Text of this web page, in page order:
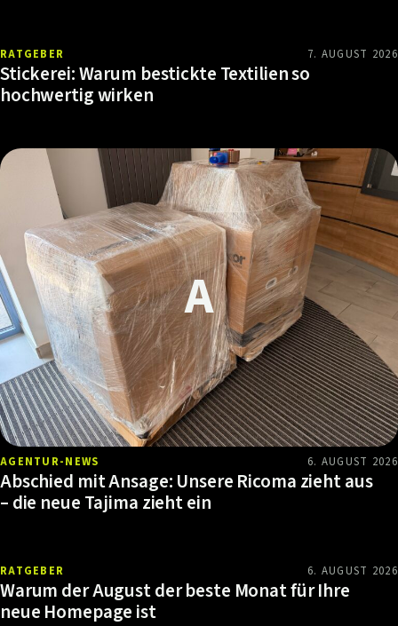
RATGEBER 7. AUGUST 2026
Stickerei: Warum bestickte Textilien so
hochwertig wirken
AGENTUR-NEWS 6. AUGUST 2026
Abschied mit Ansage: Unsere Ricoma zieht aus
– die neue Tajima zieht ein
RATGEBER 6. AUGUST 2026
Warum der August der beste Monat für Ihre
neue Homepage ist